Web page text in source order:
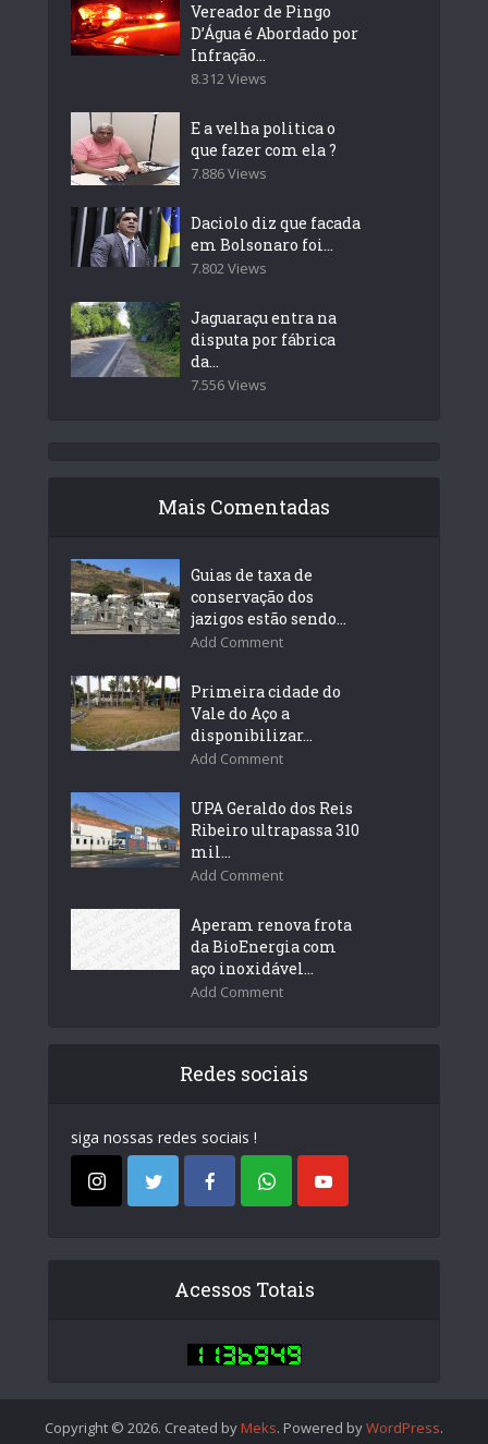
Vereador de Pingo
D’Água é Abordado por
Infração...
8.312 Views
E a velha politica o
que fazer com ela ?
7.886 Views
Daciolo diz que facada
em Bolsonaro foi...
7.802 Views
Jaguaraçu entra na
disputa por fábrica
da...
7.556 Views
Mais Comentadas
Guias de taxa de
conservação dos
jazigos estão sendo...
Add Comment
Primeira cidade do
Vale do Aço a
disponibilizar...
Add Comment
UPA Geraldo dos Reis
Ribeiro ultrapassa 310
mil...
Add Comment
Aperam renova frota
da BioEnergia com
aço inoxidável...
Add Comment
Redes sociais
siga nossas redes sociais !
Acessos Totais
Copyright © 2026. Created by Meks. Powered byWordPress.